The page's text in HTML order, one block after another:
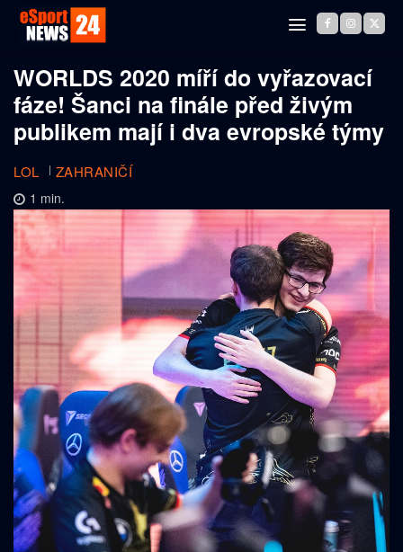
WORLDS 2020 míří do vyřazovací
fáze! Šanci na finále před živým
publikem mají i dva evropské týmy
LOL ZAHRANIČÍ
1 min.